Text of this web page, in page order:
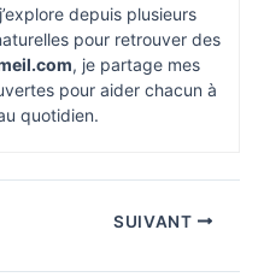
depuis plusieurs
pour retrouver des
, je partage mes
pour aider chacun à
quotidien.
SUIVANT